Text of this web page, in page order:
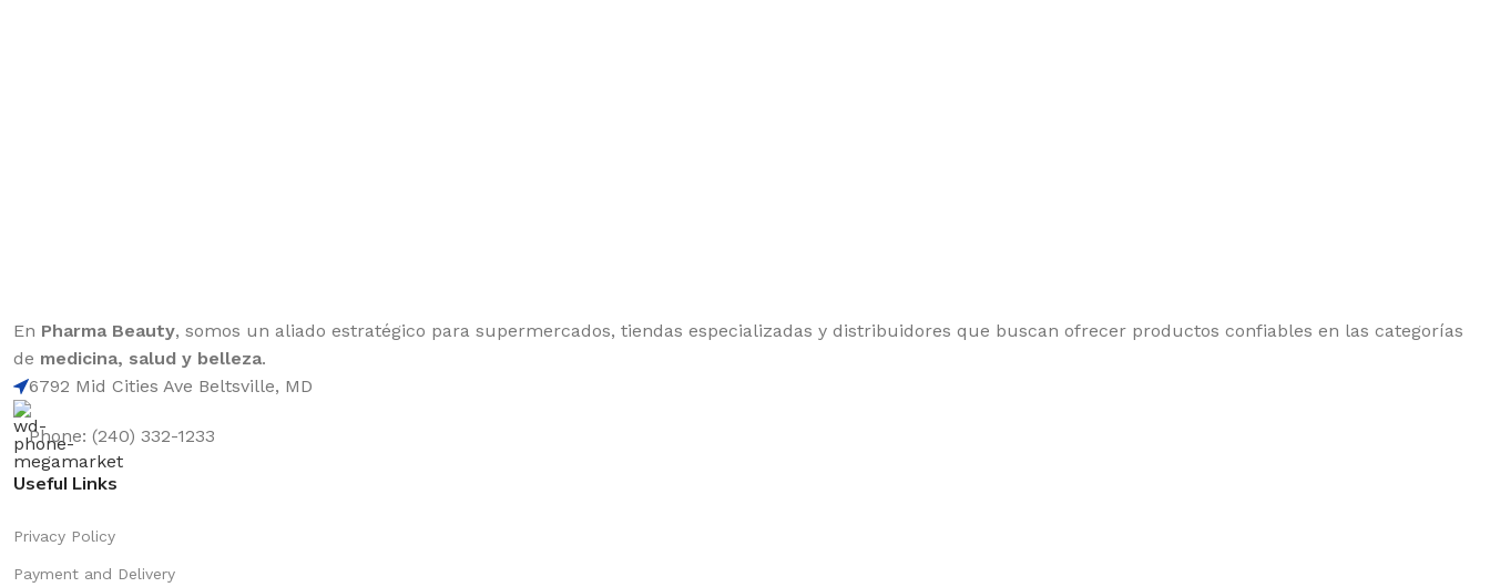
En Pharma Beauty, somos un aliado estratégico para supermercados, tiendas especializadas y distribuidores que buscan ofrecer productos confiables en las categorías
de medicina, salud y belleza.
6792 Mid Cities Ave Beltsville, MD
Phone: (240) 332-1233
Useful Links
Privacy Policy
Payment and Delivery